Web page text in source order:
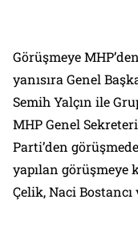
Görüşmeye
yanısıra Genel
Semih Yalçın ile
MHP Genel
Parti’den
yapılan görüşmeye
Çelik, Naci